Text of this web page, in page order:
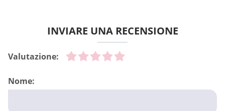
INVIARE UNA RECENSIONE
Valutazione:
Nome: